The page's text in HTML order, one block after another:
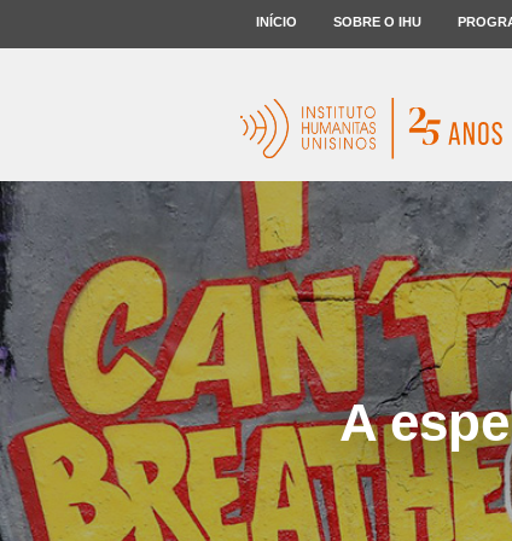
INÍCIO SOBRE O IHU
A